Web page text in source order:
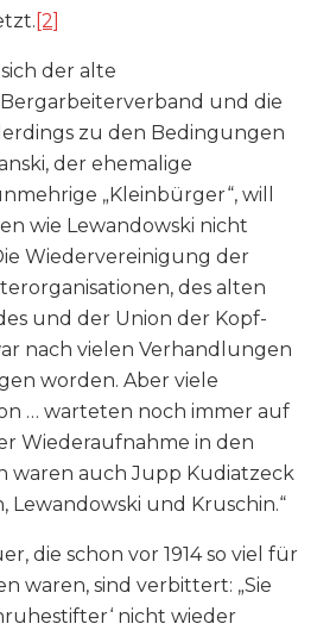
[2]
der alte
und die
zu den Bedingungen
der ehemalige
„Kleinbürger“, will
wie Lewandowski nicht
Wiedervereinigung der
des alten
und der Union der Kopf-
nach vielen Verhandlungen
worden. Aber viele
… warteten noch immer auf
Wiederaufnahme in den
waren auch Jupp Kudiatzeck
Lewandowski und Kruschin.“
die schon vor 1914 so viel für
waren, sind verbittert: „Sie
nicht wieder